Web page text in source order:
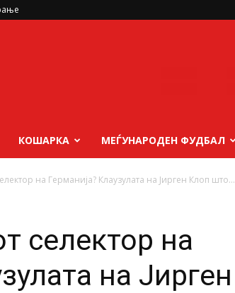
КОШАРКА МЕЃУНАРОДЕН ФУДБАЛ
на Германија? Клаузулата на Јирген Клоп што...
селектор на
на Јирген